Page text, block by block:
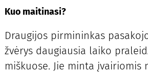
Kuo maitinasi?
Draugijos pirmininkas
žvėrys daugiausia laiko
miškuose. Jie minta įvairiomis